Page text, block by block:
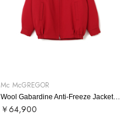
Mc McGREGOR
Wool Gabardine Anti-Freeze Jacket ウールギャバアンチフリーズ
￥64,900